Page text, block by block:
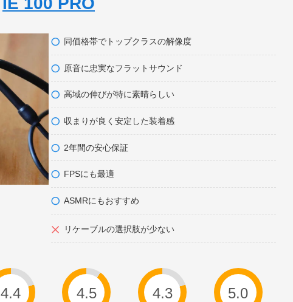
同価格帯でトップクラスの解像度
原音に忠実なフラットサウンド
高域の伸びが特に素晴らしい
収まりが良く安定した装着感
2年間の安心保証
FPSにも最適
ASMRにもおすすめ
リケーブルの選択肢が少ない
4.4 4.5 4.3 5.0